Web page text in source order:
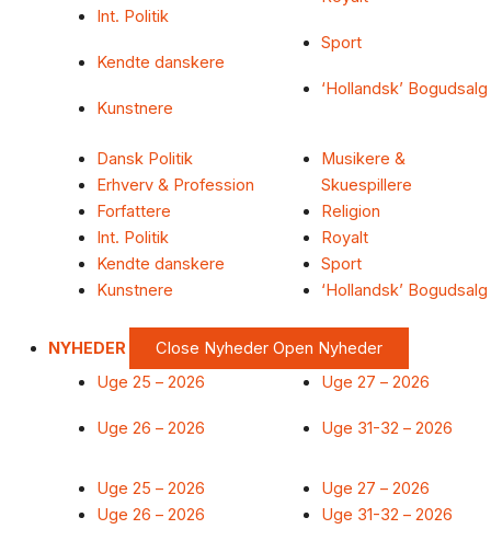
Int. Politik
Kendte danskere
Kunstnere
Sport
‘Hollandsk’ Bogudsalg
Dansk Politik
Erhverv & Profession
Forfattere
Int. Politik
Kendte danskere
Kunstnere
Musikere &
Skuespillere
Religion
Royalt
Sport
‘Hollandsk’ Bogudsalg
NYHEDER Close Nyheder Open Nyheder
Uge 25 – 2026
Uge 26 – 2026
Uge 27 – 2026
Uge 31-32 – 2026
Uge 25 – 2026
Uge 26 – 2026
Uge 27 – 2026
Uge 31-32 – 2026